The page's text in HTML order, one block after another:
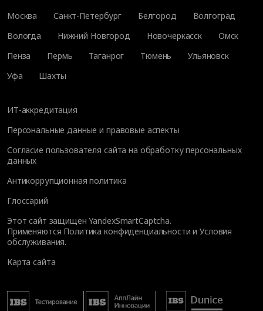
Москва
Санкт-Петербург Белгород
Волгоград
Вологда
Нижний Новгород Новочеркасск
Омск
Пенза
Пермь Таганрог Тюмень
Ульяновск
Уфа
Шахты
ИТ-аккредитация
Персональные данные и правовые аспекты
Согласие пользователя сайта на обработку персональных
данных
Антикоррупционная политика
Глоссарий
Этот сайт защищен YandexSmartCaptcha.
Применяются Политика конфиденциальности иУсловия
обслуживания.
Карта сайта